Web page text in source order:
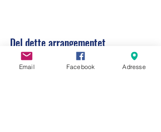
Del dette arrangementet
Email Facebook Adresse